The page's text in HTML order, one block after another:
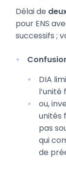
Délai de
pour ENS
successifs ;
DIA
ou,
unités
pas
qui
de